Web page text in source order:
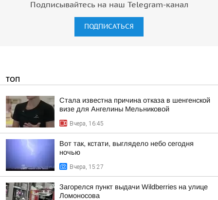
Подписывайтесь на наш Telegram-канал
ПОДПИСАТЬСЯ
ТОП
Стала известна причина отказа в шенгенской
визе для Ангелины Мельниковой
Вчера, 16:45
Вот так, кстати, выглядело небо сегодня
ночью
Вчера, 15:27
Загорелся пункт выдачи Wildberries на улице
Ломоносова